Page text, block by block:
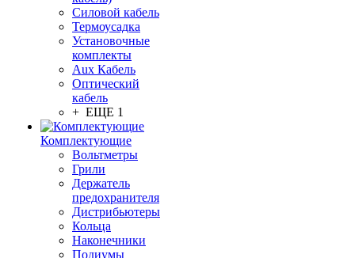
Силовой кабель
Термоусадка
Установочные
комплекты
Aux Кабель
Оптический
кабель
+ ЕЩЕ 1
Комплектующие
Вольтметры
Грили
Держатель
предохранителя
Дистрибьютеры
Кольца
Наконечники
Подиумы